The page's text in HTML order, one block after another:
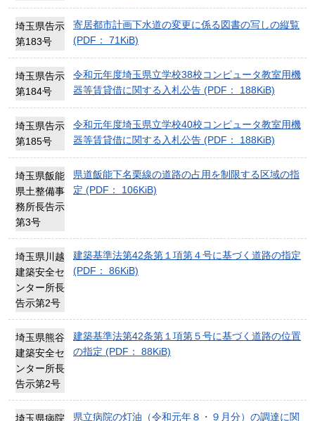
埼玉県告示
第183号
寄居都市計画下水道の変更に係る図書の写しの縦覧
(PDF： 71KiB)
埼玉県告示
第184号
令和元年度埼玉県立学校38校コンピュータ教室用機
器等賃貸借に関する入札公告 (PDF： 188KiB)
埼玉県告示
第185号
令和元年度埼玉県立学校40校コンピュータ教室用機
器等賃貸借に関する入札公告 (PDF： 188KiB)
埼玉県飯能
県土整備事
務所長告示
第3号
県道飯能下名栗線の道路の占用を制限する区域の指
定 (PDF： 106KiB)
埼玉県川越
建築安全セ
ンター所長
告示第2号
建築基準法第42条第１項第４号に基づく道路の指定
(PDF： 86KiB)
埼玉県熊谷
建築安全セ
ンター所長
告示第2号
建築基準法第42条第１項第５号に基づく道路の位置
の指定 (PDF： 88KiB)
埼玉県病院 県立病院の灯油（令和元年８・９月分）の調達に関